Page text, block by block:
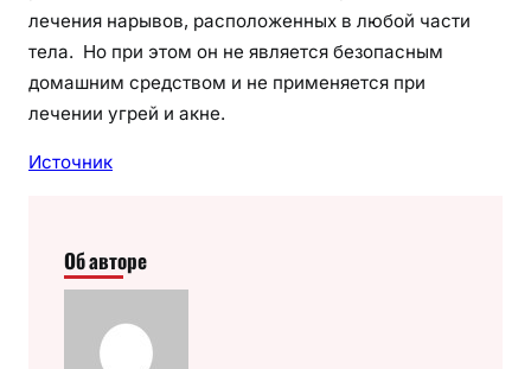
лечения нарывов, расположенных в любой части
тела. Но при этом он не является безопасным
домашним средством и не применяется при
лечении угрей и акне.
Источник
Об авторе